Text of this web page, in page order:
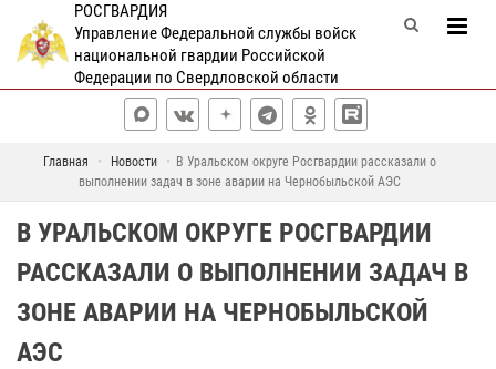
РОСГВАРДИЯ
Управление Федеральной службы войск
национальной гвардии Российской
Федерации по Свердловской области
Главная Новости
В Уральском округе Росгвардии рассказали о
выполнении задач в зоне аварии на Чернобыльской АЭС
В УРАЛЬСКОМ ОКРУГЕ РОСГВАРДИИ
РАССКАЗАЛИ О ВЫПОЛНЕНИИ ЗАДАЧ В
ЗОНЕ АВАРИИ НА ЧЕРНОБЫЛЬСКОЙ
АЭС